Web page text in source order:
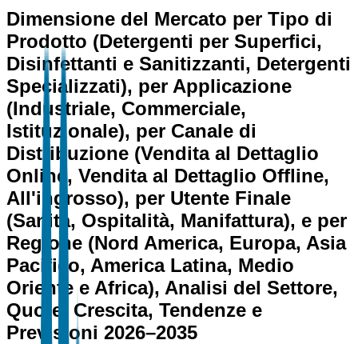
Dimensione del Mercato per Tipo di
Prodotto (Detergenti per Superfici,
Disinfettanti e Sanitizzanti, Detergenti
Specializzati), per Applicazione
(Industriale, Commerciale,
Istituzionale), per Canale di
Distribuzione (Vendita al Dettaglio
Online, Vendita al Dettaglio Offline,
All'ingrosso), per Utente Finale
(Sanità, Ospitalità, Manifattura), e per
Regione (Nord America, Europa, Asia
Pacifico, America Latina, Medio
Oriente e Africa), Analisi del Settore,
Quote, Crescita, Tendenze e
Previsioni 2026–2035